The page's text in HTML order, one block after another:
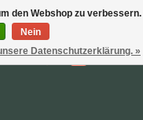
Wunschzettel
Ihr
den Webshop zu verbessern.
Nein
Datenschutzerklärung. »